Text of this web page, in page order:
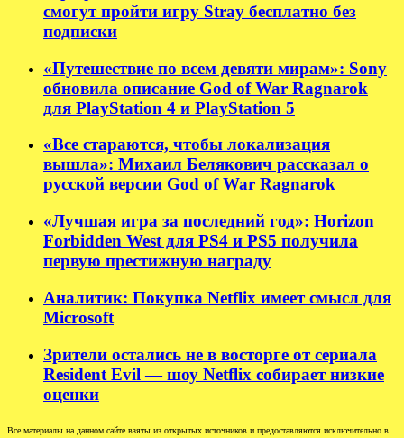
смогут пройти игру Stray бесплатно без
подписки
«Путешествие по всем девяти мирам»: Sony
обновила описание God of War Ragnarok
для PlayStation 4 и PlayStation 5
«Все стараются, чтобы локализация
вышла»: Михаил Белякович рассказал о
русской версии God of War Ragnarok
«Лучшая игра за последний год»: Horizon
Forbidden West для PS4 и PS5 получила
первую престижную награду
Аналитик: Покупка Netflix имеет смысл для
Microsoft
Зрители остались не в восторге от сериала
Resident Evil — шоу Netflix собирает низкие
оценки
Все материалы на данном сайте взяты из открытых источников и предоставляются исключительно в